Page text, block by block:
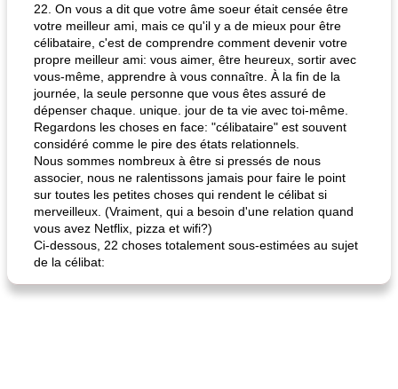
22. On vous a dit que votre âme soeur était censée être
votre meilleur ami, mais ce qu'il y a de mieux pour être
célibataire, c'est de comprendre comment devenir votre
propre meilleur ami: vous aimer, être heureux, sortir avec
vous-même, apprendre à vous connaître. À la fin de la
journée, la seule personne que vous êtes assuré de
dépenser chaque. unique. jour de ta vie avec toi-même.
Regardons les choses en face: "célibataire" est souvent
considéré comme le pire des états relationnels.
Nous sommes nombreux à être si pressés de nous
associer, nous ne ralentissons jamais pour faire le point
sur toutes les petites choses qui rendent le célibat si
merveilleux. (Vraiment, qui a besoin d'une relation quand
vous avez Netflix, pizza et wifi?)
Ci-dessous, 22 choses totalement sous-estimées au sujet
de la célibat: